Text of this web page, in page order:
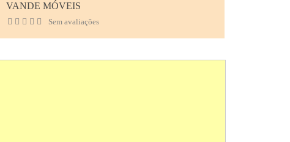
VANDE MÓVEIS
Sem avaliações